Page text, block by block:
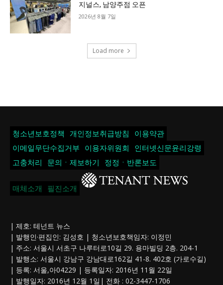
지널스, 남양주점 오픈
2026년 8월 7일
Load more
청소년보호정책 개인정보취급방침
이용약관
이메일무단수집거부
이용자위원회
인터넷신문윤리강령
고충처리
문의ㆍ제보하기 정정ㆍ반론보도
매체소개 필진소개
| 제호: 테넌트 뉴스
| 발행인·편집인: 김성호 | 청소년보호책임자: 이정민
| 주소: 서울시 서초구 나루터로10길 29. 용마빌딩 2층. 204-1
| 발행소: 서울시 강남구 강남대로162길 41-8. 402호 (가로수길)
| 등록: 서울,아04229 | 등록일자: 2016년 11월 22일
| 발행일자: 2016년 12월 1일| 전화 : 02-3447-1706